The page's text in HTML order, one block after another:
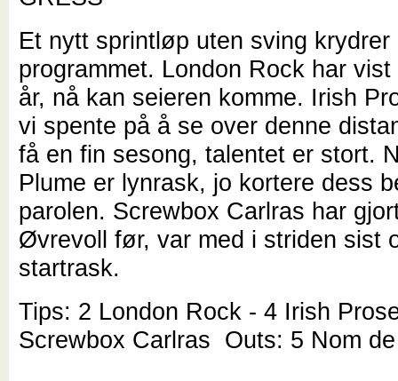
Et nytt sprintløp uten sving krydrer
programmet. London Rock har
år, nå kan seieren komme. Irish
vi spente på å se over denne
få en fin sesong, talentet er stort.
Plume er lynrask, jo kortere dess
parolen. Screwbox Carlras har
Øvrevoll før, var med i striden sist
startrask.
Tips: 2 London Rock - 4 Irish
Screwbox Carlras Outs: 5 Nom